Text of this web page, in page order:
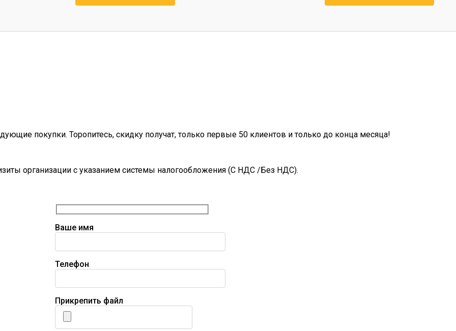
покупки. Торопитесь, скидку получат, только первые 50 клиентов и только до конца месяца!
организации с указанием системы налогообложения (С НДС /Без НДС).
Ваше имя
Телефон
Прикрепить файл